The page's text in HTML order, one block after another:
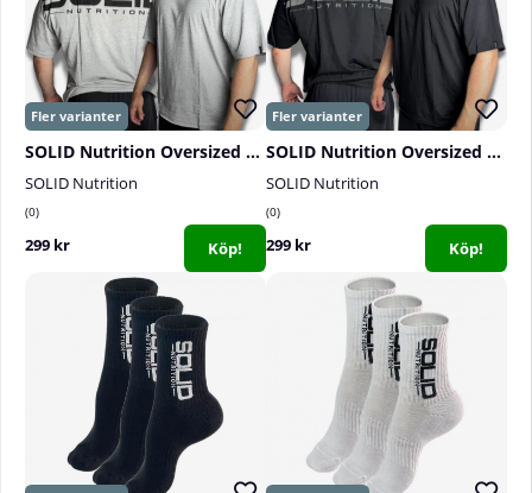
SOLID Nutrition Oversized Tee, grey/black
SOLID Nutrition
0
299 kr Köp!
SOLID Nutrition Oversized Tee, black/grey
SOLID Nutrition
0
299 kr Köp!